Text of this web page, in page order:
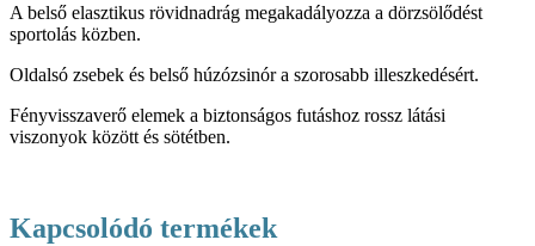
A belső elasztikus rövidnadrág megakadályozza a dörzsölődést
sportolás közben.
Oldalsó zsebek és belső húzózsinór a szorosabb illeszkedésért.
Fényvisszaverő elemek a biztonságos futáshoz rossz látási
viszonyok között és sötétben.
Kapcsolódó termékek